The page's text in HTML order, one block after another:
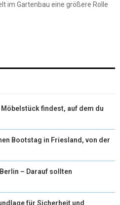
im Gartenbau eine größere Rolle
findest, auf dem du
Bootstag in Friesland, von der
– Darauf sollten
für Sicherheit und